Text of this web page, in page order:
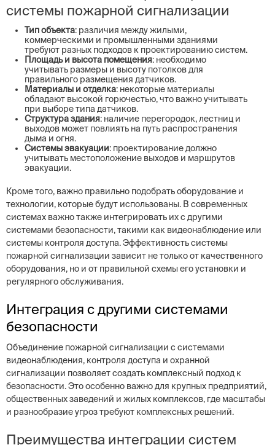
системы пожарной сигнализации
Тип объекта: различия между жилыми,
коммерческими и промышленными зданиями
требуют разных подходов к проектированию систем.
Площадь и высота помещения: необходимо
учитывать размеры и высоту потолков для
правильного размещения датчиков.
Материалы и отделка: некоторые материалы
обладают высокой горючестью, что важно учитывать
при выборе типа датчиков.
Структура здания: наличие перегородок, лестниц и
выходов может повлиять на путь распространения
дыма и огня.
Системы эвакуации: проектирование должно
учитывать местоположение выходов и маршрутов
эвакуации.
Кроме того, важно правильно подобрать оборудование и
технологии, которые будут использованы. В современных
системах важно также интегрировать их с другими
системами безопасности, такими как видеонаблюдение или
системы контроля доступа. Эффективность системы
пожарной сигнализации зависит не только от качественного
оборудования, но и от правильной схемы его установки и
регулярного обслуживания.
Интеграция с другими системами
безопасности
Объединение пожарной сигнализации с системами
видеонаблюдения, контроля доступа и охранной
сигнализации позволяет создать комплексный подход к
безопасности. Это особенно важно для крупных предприятий,
общественных заведений и жилых комплексов, где масштабы
и разнообразие угроз требуют комплексных решений.
Преимущества интеграции систем